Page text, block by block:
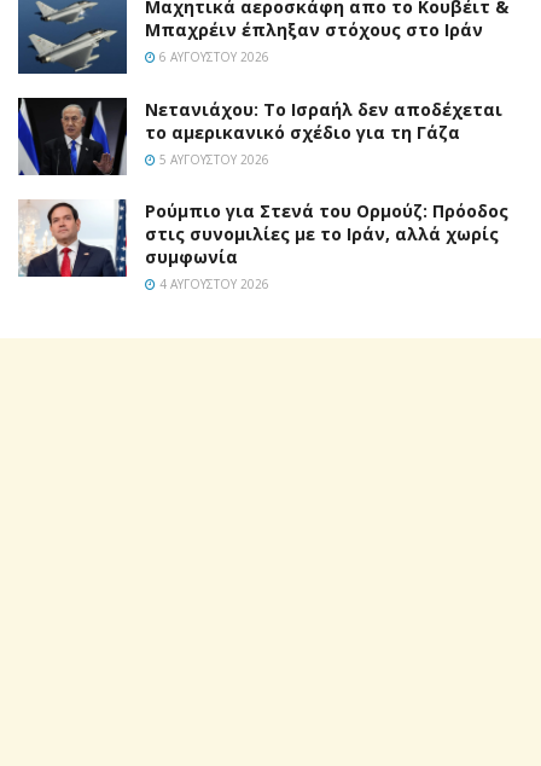
Mαχητικά αεροσκάφη απο το Κουβέιτ &
Μπαχρέιν έπληξαν στόχους στο Ιράν
6 ΑΥΓΟΎΣΤΟΥ 2026
Νετανιάχου: Το Ισραήλ δεν αποδέχεται
το αμερικανικό σχέδιο για τη Γάζα
5 ΑΥΓΟΎΣΤΟΥ 2026
Ρούμπιο για Στενά του Ορμούζ: Πρόοδος
στις συνομιλίες με το Ιράν, αλλά χωρίς
συμφωνία
4 ΑΥΓΟΎΣΤΟΥ 2026